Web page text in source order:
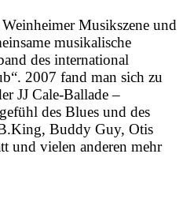
Musikszene und
musikalische
des international
2007 fand man sich zu
JJ Cale-Ballade –
des Blues und des
Buddy Guy, Otis
und vielen anderen mehr